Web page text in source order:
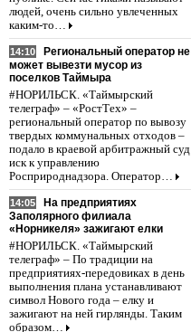
людей, очень сильно увлеченных
каким-то…
14:10
Региональный оператор не
может вывезти мусор из
поселков Таймыра
#НОРИЛЬСК. «Таймырский
телеграф» – «РостТех» –
региональный оператор по вывозу
твердых коммунальных отходов –
подало в краевой арбитражный суд
иск к управлению
Росприроднадзора. Оператор…
14:05
На предприятиях
Заполярного филиала
«Норникеля» зажигают елки
#НОРИЛЬСК. «Таймырский
телеграф» – По традиции на
предприятиях-передовиках в день
выполнения плана устанавливают
символ Нового года – елку и
зажигают на ней гирлянды. Таким
образом…